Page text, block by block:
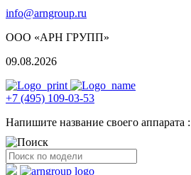
info@arngroup.ru
ООО «АРН ГРУПП»
09.08.2026
+7 (495) 109-03-53
Напишите название своего аппарата :